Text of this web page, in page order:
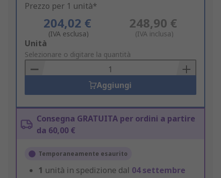
Prezzo per 1 unità*
204,02 €
(IVA esclusa)
248,90 €
(IVA inclusa)
Add
to
Basket
Unità
Selezionare o digitare la quantità
Aggiungi
Consegna GRATUITA per ordini a partire
da 60,00 €
Temporaneamente esaurito
1 unità in spedizione dal 04 settembre